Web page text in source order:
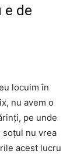
e de
locuim în
nu avem o
pe unde
soţul nu vrea
acest lucru